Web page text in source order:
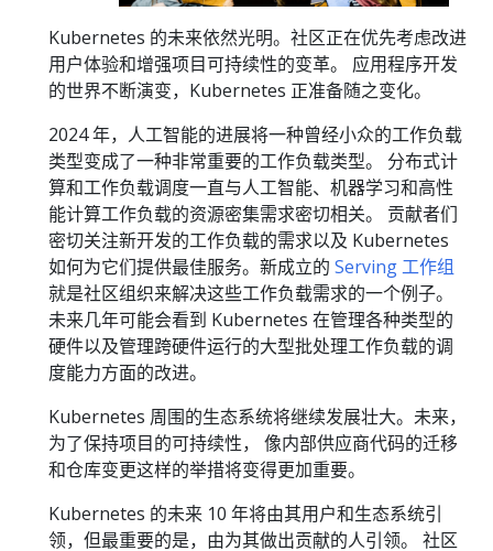
Kubernetes 的未来依然光明。社区正在优先考虑改进
用户体验和增强项目可持续性的变革。 应用程序开发
的世界不断演变，Kubernetes 正准备随之变化。
2024 年，人工智能的进展将一种曾经小众的工作负载
类型变成了一种非常重要的工作负载类型。 分布式计
算和工作负载调度一直与人工智能、机器学习和高性
能计算工作负载的资源密集需求密切相关。 贡献者们
密切关注新开发的工作负载的需求以及 Kubernetes
如何为它们提供最佳服务。新成立的 Serving 工作组
就是社区组织来解决这些工作负载需求的一个例子。
未来几年可能会看到 Kubernetes 在管理各种类型的
硬件以及管理跨硬件运行的大型批处理工作负载的调
度能力方面的改进。
Kubernetes 周围的生态系统将继续发展壮大。未来，
为了保持项目的可持续性， 像内部供应商代码的迁移
和仓库变更这样的举措将变得更加重要。
Kubernetes 的未来 10 年将由其用户和生态系统引
领，但最重要的是，由为其做出贡献的人引领。 社区